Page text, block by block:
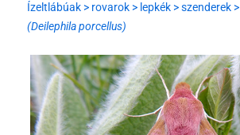
Ízeltlábúak > rovarok > lepkék > szenderek >
(Deilephila porcellus)